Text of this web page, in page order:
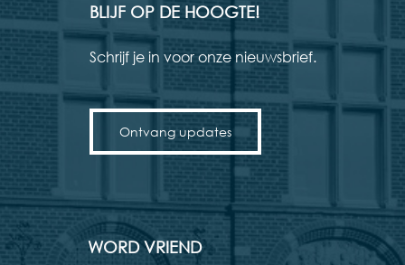
BLIJF OP DE HOOGTE!
Schrijf je in voor onze nieuwsbrief.
Ontvang updates
WORD VRIEND